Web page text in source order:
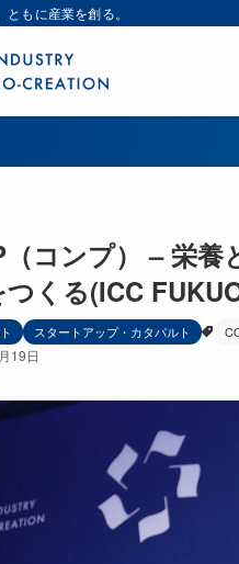
ともに産業を創る。
（コンプ） – 栄養
くる(ICC
スタートアップ・カタパルト
19日